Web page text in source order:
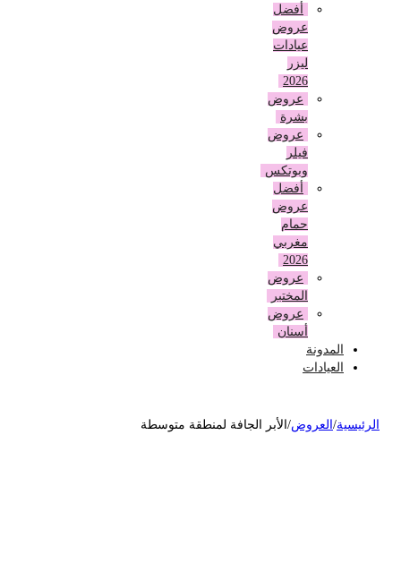
أفضل
عروض
عيادات
عروض
بشرة
عروض
وبوتكس
أفضل
عروض
حمام
مغربي
عروض
المختبر
عروض
أسنان
المدونة
العيادات
/العروض الأبر الجافة لمنطقة متوسطة